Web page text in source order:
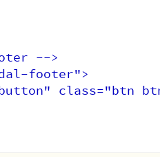
-->
footer">
class="btn